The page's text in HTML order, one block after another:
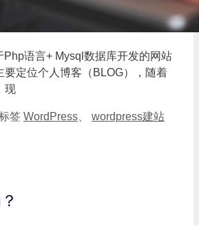
Php语言+ Mysql数据库开发的网站
要定位个人博客（BLOG），随着
现
签 WordPress
wordpress建站